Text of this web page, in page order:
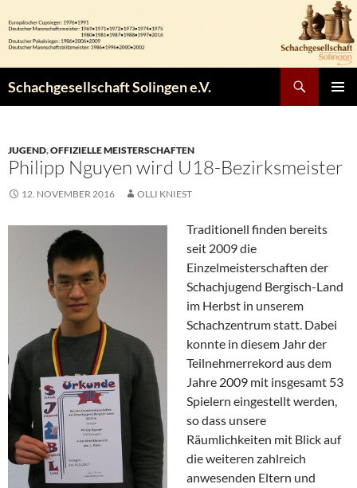
Inhalt
springen
Schachgesellschaft Solingen e.V.
JUGEND,OFFIZIELLE MEISTERSCHAFTEN
Philipp Nguyen wird U18-Bezirksmeister
12. NOVEMBER 2016 OLLI KNIEST
Traditionell finden bereits
seit 2009 die
Einzelmeisterschaften der
Schachjugend Bergisch-Land
im Herbst in unserem
Schachzentrum statt. Dabei
konnte in diesem Jahr der
Teilnehmerrekord aus dem
Jahre 2009 mit insgesamt 53
Spielern eingestellt werden,
so dass unsere
Räumlichkeiten mit Blick auf
die weiteren zahlreich
anwesenden Eltern und